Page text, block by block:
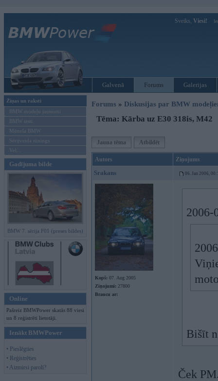
Sveiks, Viesi!
Galvenā Forums Galerijas
Ziņas un raksti
BMW modeļu jaunumi
BMW testi
Mēneša BMW
Sērijveida tūnings
Vel...
Gadījuma bilde
BMW 7. sērija F01 (preses bildes)
Online
Pašreiz BMWPower skatās 88 viesi
un 8 reģistrēti lietotāji.
Ienākt BMWPower
• Pieslēgties
• Reģistrēties
• Aizmirsi paroli?
Forums » Diskusijas par BMW
Tēma: Kārba uz E30 318is, M42
Jauna tēma Atbildēt
Autors Ziņojums
Srakans 06. Jan 2006,
Kopš: 07. Aug 2005
Ziņojumi: 27800
Braucu ar:
2006-
Bišīt
Ček